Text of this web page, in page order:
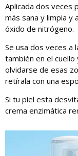
Aplicada dos veces
más sana y limpia y
óxido de nitrógeno.
Se usa dos veces a
también en el
olvidarse de esas
retírala con una
Si tu piel esta
crema enzimática